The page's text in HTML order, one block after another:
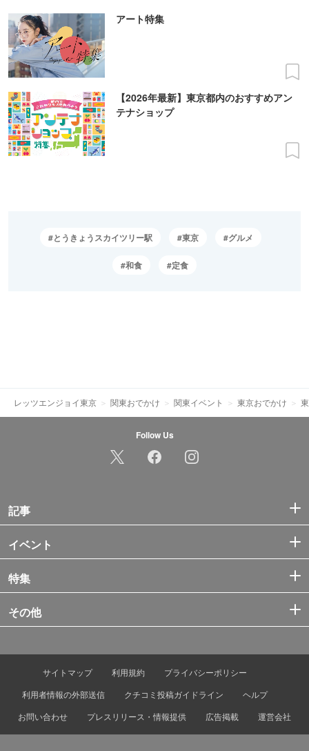
アート特集
【2026年最新】東京都内のおすすめアン
テナショップ
とうきょうスカイツリー駅 東京 グルメ
和食 定食
レッツエンジョイ東京 関東おでかけ 関東イベント 東京おでかけ
Follow Us
記事
イベント
特集
その他
サイトマップ 利用規約
プライバシーポリシー
利用者情報の外部送信
クチコミ投稿ガイドライン
ヘルプ
お問い合わせ
プレスリリース・情報提供 広告掲載 運営会社